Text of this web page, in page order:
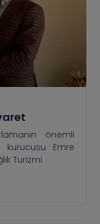
önemli
kurucusu Emre
Turizmi